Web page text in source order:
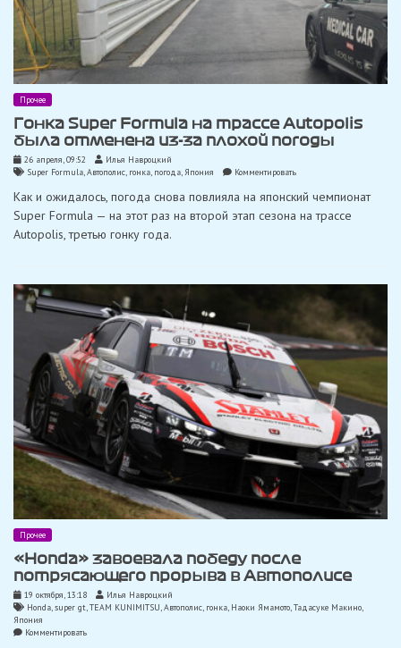
Прочее
Гонка Super Formula на трассе Autopolis
была отменена из-за плохой погоды
26 апреля, 09:52
Илья Навроцкий
Super Formula,Автополис, гонка, погода,Япония Комментироватьon
Super
на
из-
погоды
Как и ожидалось, погода снова повлияла на японский чемпионат
Super Formula — на этот раз на второй этап сезона на трассе
Autopolis, третью гонку года.
Прочее
«Honda» завоевала победу после
потрясающего прорыва в Автополисе
19 октября, 13:18
Илья Навроцкий
Honda,super gt,TEAM KUNIMITSU,Автополис, гонка, Наоки Ямамото,Тадасуке Макино
Япония
Комментироватьon